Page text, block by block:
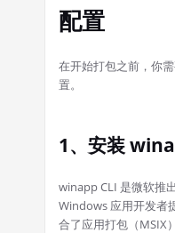
配置
在开始打包之前，你
置。
1、安装
winapp CLI 是微软推
Windows 应用开发者
合了应用打包（MSIX